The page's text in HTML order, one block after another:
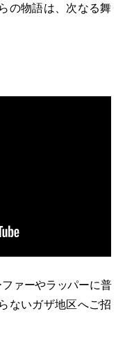
の物語は、次なる舞
ァーやラッパーに普
ないガザ地区へご招